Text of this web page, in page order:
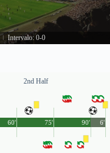
Intervalo: 0-0
2nd Half
90'
60' 75' 6'